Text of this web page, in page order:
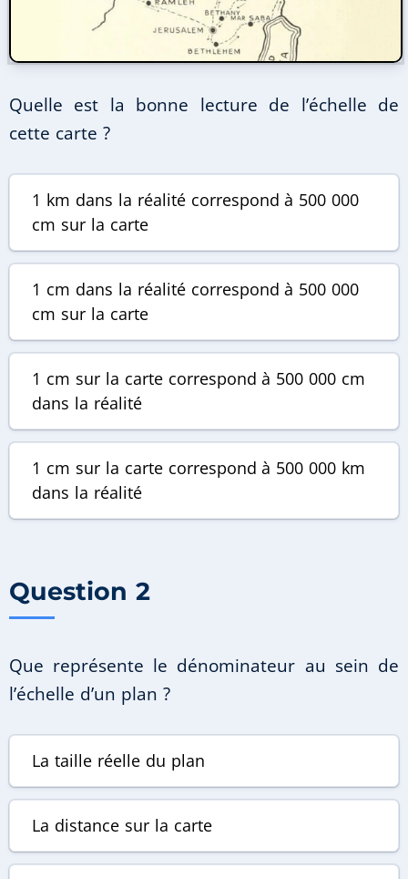
Quelle est la bonne lecture de l’échelle de
cette carte ?
1 km dans la réalité correspond à 500 000
cm sur la carte
1 cm dans la réalité correspond à 500 000
cm sur la carte
1 cm sur la carte correspond à 500 000 cm
dans la réalité
1 cm sur la carte correspond à 500 000 km
dans la réalité
Question 2
Que représente le dénominateur au sein de
l’échelle d’un plan ?
La taille réelle du plan
La distance sur la carte